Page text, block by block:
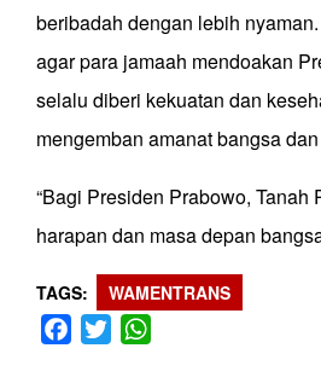
beribadah dengan lebih
agar para jamaah mendoakan
selalu diberi kekuatan dan
mengemban amanat bangsa
“Bagi Presiden Prabowo, Tanah
harapan dan masa depan
TAGS WAMENTRANS
Facebook
Twitter